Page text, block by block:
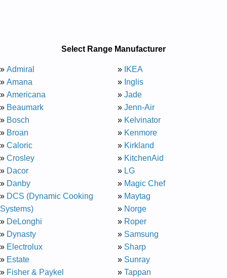
Select Range Manufacturer
» Admiral
» Amana
» Americana
» Beaumark
» Bosch
» Broan
» Caloric
» Crosley
» Dacor
» Danby
» DCS (Dynamic Cooking
Systems)
» DeLonghi
» Dynasty
» Electrolux
» Estate
» Fisher & Paykel
» IKEA
» Inglis
» Jade
» Jenn-Air
» Kelvinator
» Kenmore
» Kirkland
» KitchenAid
» LG
» Magic Chef
» Maytag
» Norge
» Roper
» Samsung
» Sharp
» Sunray
» Tappan